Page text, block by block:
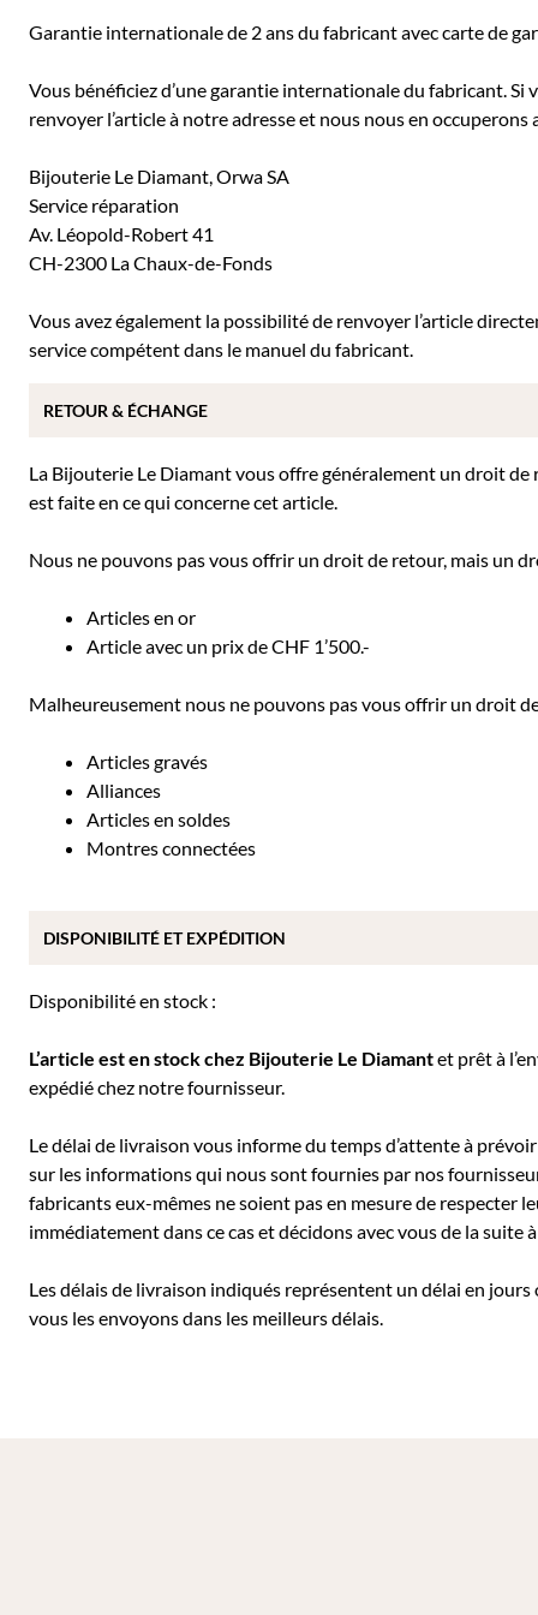
Garantie internationale de 2 ans du fabricant avec carte de
Vous bénéficiez d’une garantie internationale du fabricant.
renvoyer l’article à notre adresse et nous nous en occuperons
Bijouterie Le Diamant, Orwa SA
Service réparation
Av. Léopold-Robert 41
CH-2300 La Chaux-de-Fonds
Vous avez également la possibilité de renvoyer l’article
service compétent dans le manuel du fabricant.
La Bijouterie Le Diamant vous offre généralement un droit
est faite en ce qui concerne cet article.
Nous ne pouvons pas vous offrir un droit de retour, mais un
Articles en or
Article avec un prix de CHF 1’500.-
Malheureusement nous ne pouvons pas vous offrir un droit
Articles gravés
Alliances
Articles en soldes
Montres connectées
Disponibilité en stock :
L’article est en stock chez Bijouterie Le Diamantet prêt à
expédié chez notre fournisseur.
Le délai de livraison vous informe du temps d’attente à
sur les informations qui nous sont fournies par nos
fabricants eux-mêmes ne soient pas en mesure de respecter
immédiatement dans ce cas et décidons avec vous de la suite
Les délais de livraison indiqués représentent un délai en
vous les envoyons dans les meilleurs délais.
RETOUR & ÉCHANGE
DISPONIBILITÉ ET EXPÉDITION